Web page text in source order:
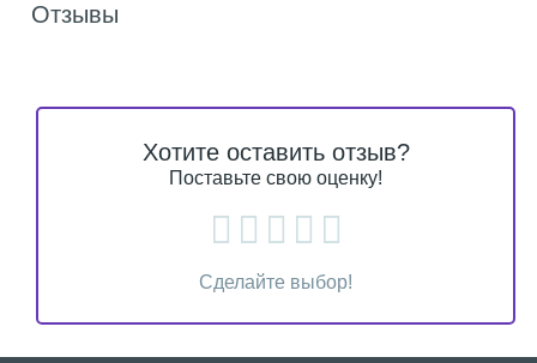
Отзывы
Хотите оставить отзыв?
Поставьте свою оценку!
Сделайте выбор!